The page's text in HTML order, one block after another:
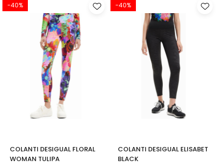
-40%
COLANTI DESIGUAL FLORAL
WOMAN TULIPA
-40%
COLANTI DESIGUAL ELISABET
BLACK